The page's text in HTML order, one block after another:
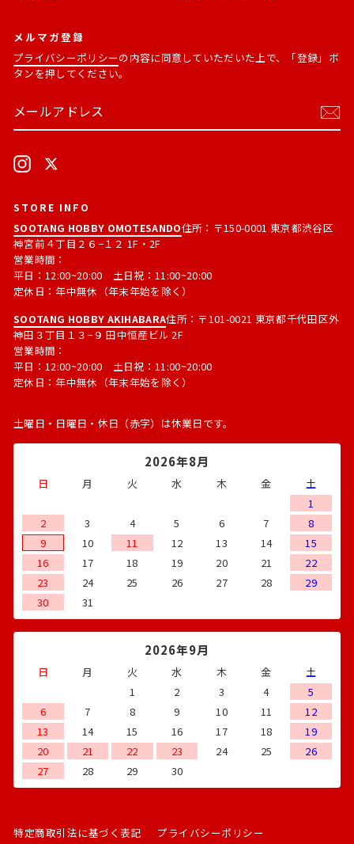
メルマガ登録
プライバシーポリシーの内容に同意していただいた上で、「登録」ボ
タンを押してください。
ー
レ
ス
読
Instagram
STORE INFO
SOOTANG HOBBY OMOTESANDO住所：〒150-0001 東京都渋谷区
神宮前４丁目２６−１２ 1F・2F
営業時間：
平日：12:00~20:00 土日祝：11:00~20:00
定休日：年中無休（年末年始を除く）
SOOTANG HOBBY AKIHABARA住所：〒101-0021 東京都千代田区外
神田３丁目１３−９ 田中恒産ビル 2F
営業時間：
平日：12:00~20:00 土日祝：11:00~20:00
定休日：年中無休（年末年始を除く）
土曜日・日曜日・休日（赤字）は休業日です。
2026年8月
日 月 火 水 木 金
土
1
2
3 4 5 6 7
8
9
10 11 12 13 14
15
16
17 18 19 20 21
22
23
24 25 26 27 28
29
30
31
2026年9月
日 月 火 水 木 金
土
1
2 3 4
5
6
7 8 9 10 11
12
13
14 15 16 17 18
19
20
21 22 23 24 25
26
27
28 29 30
特定商取引法に基づく表記 プライバシーポリシー